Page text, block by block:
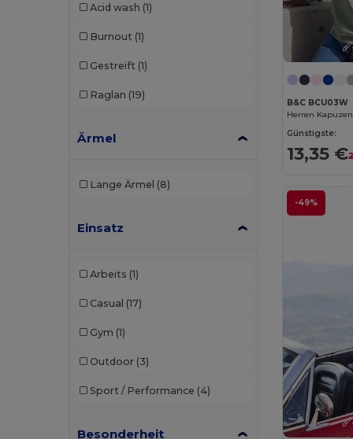
Acid wash (1)
Burnout (1)
Gestreift (1)
Raglan (19)
Ärmel
Lange Ärmel (8)
Einsatz
Arbeits (1)
Casual (17)
Gym (1)
Outdoor (3)
Sport / Performance (4)
Besonderheit
B&C BCU03W
Herren
Günstigste:
13,35 €
-49%